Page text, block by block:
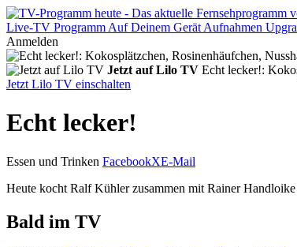
Live-TV Programm Auf Deinem Gerät Aufnahmen
Anmelden
Jetzt auf Lilo TV Echt lecker!:
Jetzt Lilo TV einschalten
Echt lecker!
Essen und Trinken FacebookXE-Mail
Heute kocht Ralf Kühler zusammen mit Rainer
Bald im TV